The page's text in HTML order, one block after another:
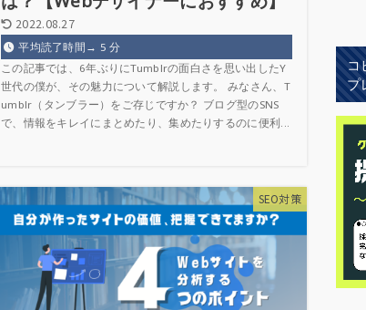
2022.08.27
平均読了時間→ 5 分
この記事では、6年ぶりにTumblrの面白さを思い出したY
世代の僕が、その魅力について解説します。 みなさん、T
umblr（タンブラー）をご存じですか？ ブログ型のSNS
で、情報をキレイにまとめたり、集めたりするのに便利...
SEO対策
コ
プ